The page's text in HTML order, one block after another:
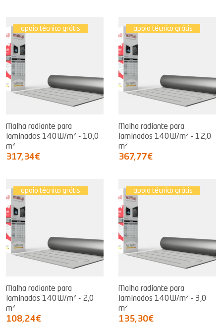
apoio técnico grátis
Malha radiante para
laminados 140W/m² - 10,0
m²
317,34€
apoio técnico grátis
Malha radiante para
laminados 140W/m² - 12,0
m²
367,77€
apoio técnico grátis
Malha radiante para
laminados 140W/m² - 2,0
m²
108,24€
apoio técnico grátis
Malha radiante para
laminados 140W/m² - 3,0
m²
135,30€